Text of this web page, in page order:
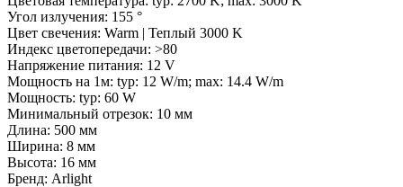
Угол излучения: 155 °
Цвет свечения: Warm | Теплый 3000 K
Индекс цветопередачи: >80
Напряжение питания: 12 V
Мощность на 1м: typ: 12 W/m; max: 14.4 W/m
Мощность: typ: 60 W
Минимальный отрезок: 10 мм
Длина: 500 мм
Ширина: 8 мм
Высота: 16 мм
Бренд: Arlight